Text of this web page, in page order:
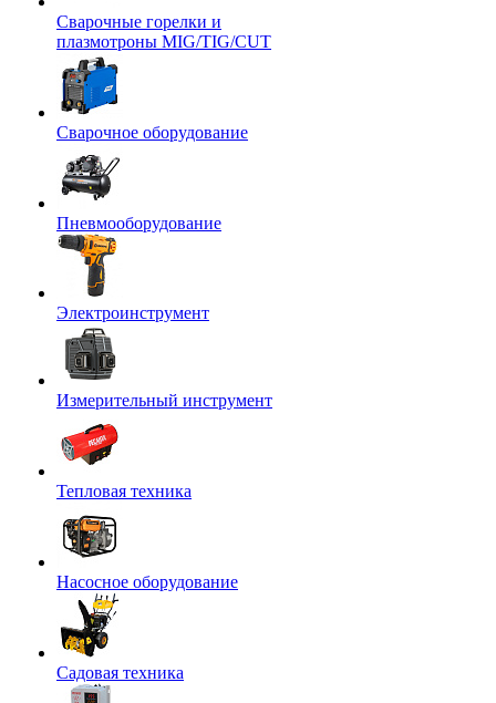
Сварочные горелки и
плазмотроны MIG/TIG/CUT
Сварочное оборудование
Пневмооборудование
Электроинструмент
Измерительный инструмент
Тепловая техника
Насосное оборудование
Садовая техника